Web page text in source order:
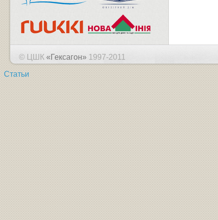
© ЦШК «Гексагон» 1997-2011
Статьи